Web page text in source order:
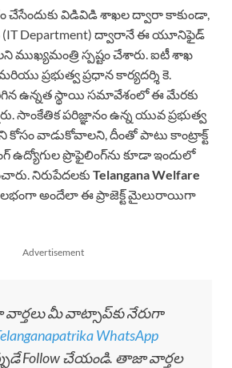
చేసేందుకు విడివిడి శాఖల ద్వారా కాకుండా,
(IT Department) ద్వారానే ఈ యూనిఫైడ్
ముఖ్యమంత్రి స్పష్టం చేశారు. ఐటీ శాఖ
ప్రభుత్వ ప్రధాన కార్యదర్శి కె.
ఉన్నత స్థాయి సమావేశంలో ఈ మేరకు
సాంకేతిక పరిజ్ఞానం ఉన్న యువ ప్రభుత్వ
కోసం వాడుకోవాలని, దీంతో పాటు కాంట్రాక్ట్
ఉద్యోగుల ప్రొఫైలింగ్‌ను కూడా ఇందులో
నిరుపేదలకు Telangana Welfare
అందేలా ఈ ప్రాజెక్ట్ మైలురాయిగా
Advertisement
మీ వాట్సాప్‌కు నేరుగా
WhatsApp
Follow చేయండి. తాజా వార్తల